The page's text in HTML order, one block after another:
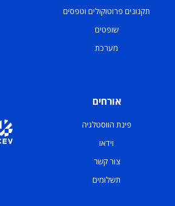
תקנונים פרוטוקולים וטפסים
שופטים
מערכת
אורחים
פינת הווסטלגיה
וידאו
צור קשר
תשלומים